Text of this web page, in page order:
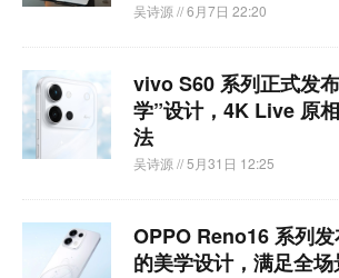
吴诗源 // 6月7日 22:20
vivo S60 系列正式发
学”设计，4K Live 原
法
吴诗源 // 5月31日 12:25
OPPO Reno16 系列
的美学设计，满足全